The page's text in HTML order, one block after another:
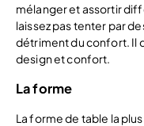
mélanger et assortir
laissez pas tenter par
détriment du confort. Il
design et confort.
La forme
La forme de table la